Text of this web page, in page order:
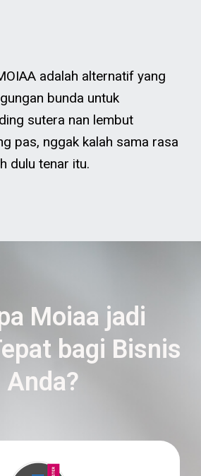
adalah alternatif yang
bunda untuk
sutera nan lembut
pas, nggak kalah sama rasa
dulu tenar itu.
Moiaa jadi
bagi Bisnis
Anda?